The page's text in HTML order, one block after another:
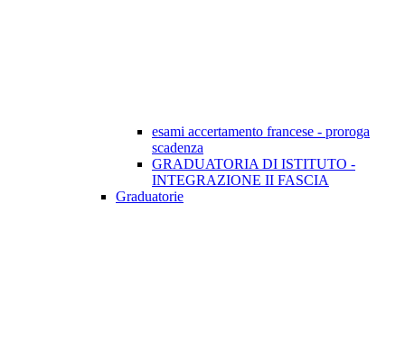
esami accertamento francese - proroga
scadenza
GRADUATORIA DI ISTITUTO -
INTEGRAZIONE II FASCIA
Graduatorie